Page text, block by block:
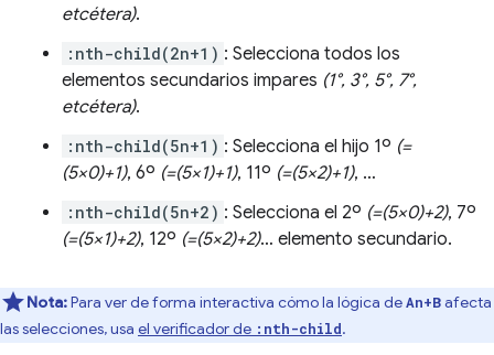
etcétera).
:nth-child(2n+1) : Selecciona todos los
elementos secundarios impares (1°, 3°, 5°, 7°,
etcétera).
:nth-child(5n+1) : Selecciona el hijo 1º (=
(5×0)+1), 6º (=(5×1)+1), 11º (=(5×2)+1), …
:nth-child(5n+2) : Selecciona el 2º (=(5×0)+2), 7º
(=(5×1)+2), 12º (=(5×2)+2)… elemento secundario.
Nota:Para ver de forma interactiva cómo la lógica deAn+Bafecta
las selecciones, usa el verificador de :nth-child.